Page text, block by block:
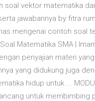
soal vektor matematika
jawabannya by fitra
mengenai contoh soal
Matematika SMA |
penyajian materi
yang didukung juga
hidup untuk ...
untuk membimbing